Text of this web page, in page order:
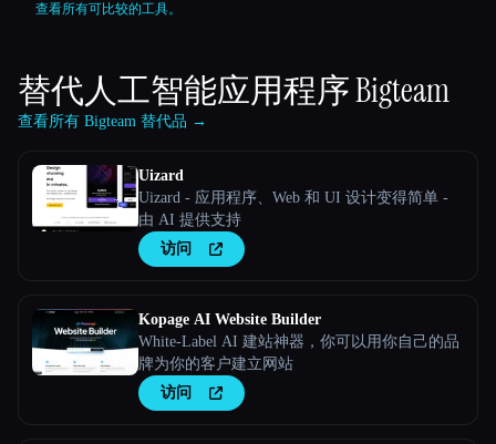
查看所有可比较的工具。
替代人工智能应用程序Bigteam
查看所有 Bigteam 替代品 →
Uizard
Uizard - 应用程序、Web 和 UI 设计变得简单 -
由 AI 提供支持
访问
Kopage AI Website Builder
White-Label AI 建站神器，你可以用你自己的品
牌为你的客户建立网站
访问